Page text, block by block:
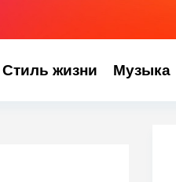
Стиль жизни Музыка